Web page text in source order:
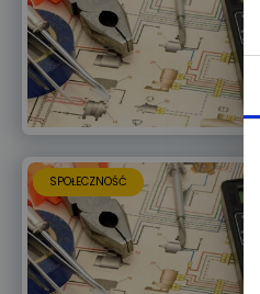
SPOŁECZNOŚĆ